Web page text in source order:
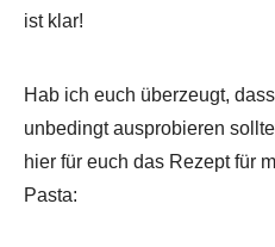
ist klar!
Hab ich euch überzeugt,
unbedingt ausprobieren
hier für euch das Rezept für
Pasta: